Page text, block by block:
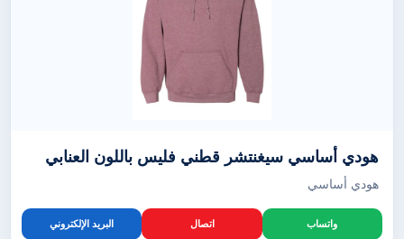
هودي أساسي سيغنتشر قطني فليس باللون العنابي
هودي أساسي
واتساب اتصال البريد الإلكتروني